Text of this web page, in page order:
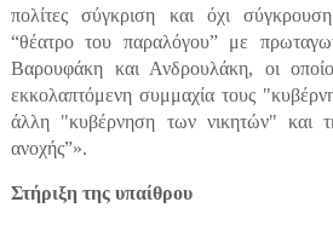
πολίτες σύγκριση και όχι
“θέατρο του παραλόγου” με
Βαρουφάκη και Ανδρουλάκη, οι
εκκολαπτόμενη συμμαχία τους
άλλη "κυβέρνηση των νικητών" και
ανοχής”».
Στήριξη της υπαίθρου